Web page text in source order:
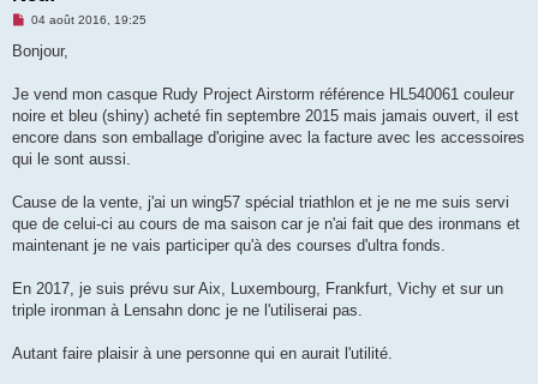
M
s
g
n
o
l
04 août 2016, 19:25
Bonjour,
Je vend mon casque Rudy Project Airstorm référence HL540061 couleur
noire et bleu (shiny) acheté fin septembre 2015 mais jamais ouvert, il est
encore dans son emballage d'origine avec la facture avec les accessoires
qui le sont aussi.
Cause de la vente, j'ai un wing57 spécial triathlon et je ne me suis servi
que de celui-ci au cours de ma saison car je n'ai fait que des ironmans et
maintenant je ne vais participer qu'à des courses d'ultra fonds.
En 2017, je suis prévu sur Aix, Luxembourg, Frankfurt, Vichy et sur un
triple ironman à Lensahn donc je ne l'utiliserai pas.
Autant faire plaisir à une personne qui en aurait l'utilité.